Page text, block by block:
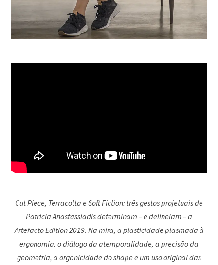
Cut Piece, Terracotta e Soft Fiction: três gestos projetuais de
Patricia Anastassiadis determinam – e delineiam – a
Artefacto Edition 2019. Na mira, a plasticidade plasmada à
ergonomia, o diálogo da atemporalidade, a precisão da
geometria, a organicidade do shape e um uso original das